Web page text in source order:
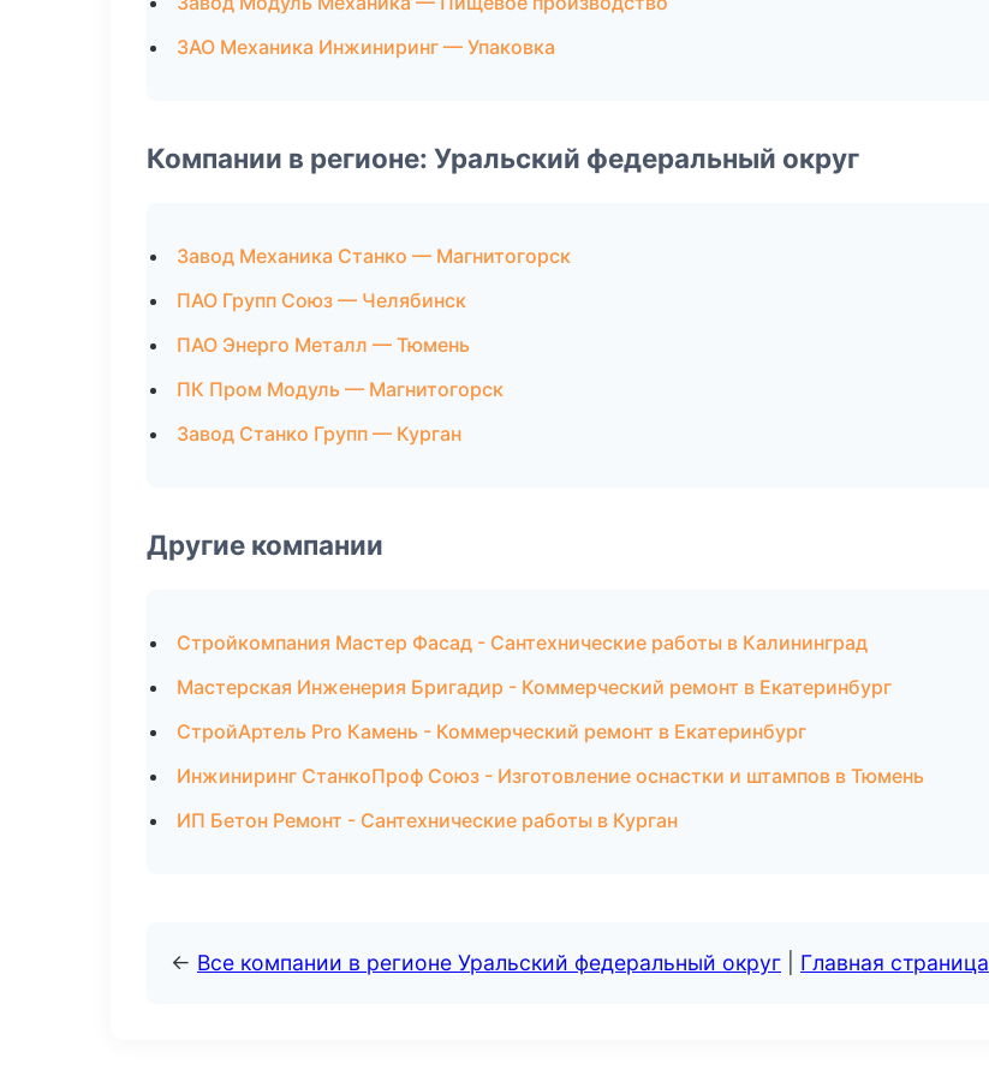
ЗАО Механика Инжиниринг — Упаковка
Компании в регионе: Уральский федеральный округ
Завод Механика Станко — Магнитогорск
ПАО Групп Союз — Челябинск
ПАО Энерго Металл — Тюмень
ПК Пром Модуль — Магнитогорск
Завод Станко Групп — Курган
Другие компании
Стройкомпания Мастер Фасад - Сантехнические работы в Калининград
Мастерская Инженерия Бригадир - Коммерческий ремонт в Екатеринбург
СтройАртель Pro Камень - Коммерческий ремонт в Екатеринбург
Инжиниринг СтанкоПроф Союз - Изготовление оснастки и штампов в Тюмень
ИП Бетон Ремонт - Сантехнические работы в Курган
← Все компании в регионе Уральский федеральный округ Главная страница